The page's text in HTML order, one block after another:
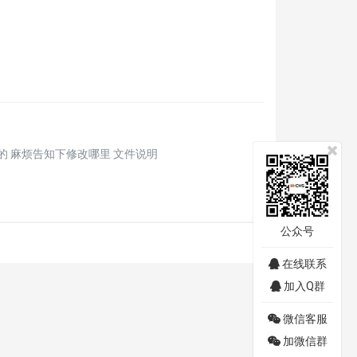
公众号
在线联系
加入Q群
微信客服
加微信群